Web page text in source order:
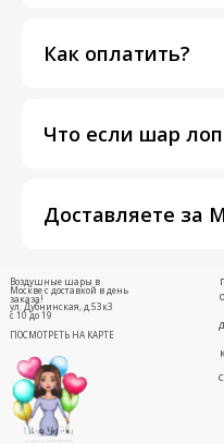
Как оплатить?
Что если шар
Доставляете за
ул. Дубнинская, д.53к3
с 10 до 19
ПОСМОТРЕТЬ НА КАРТЕ
Воздушные шары в
Москве с доставкой в день
заказа!